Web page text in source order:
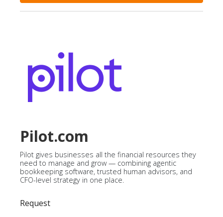
Pilot.com
Pilot gives businesses all the financial resources they
need to manage and grow — combining agentic
bookkeeping software, trusted human advisors, and
CFO-level strategy in one place.
Request